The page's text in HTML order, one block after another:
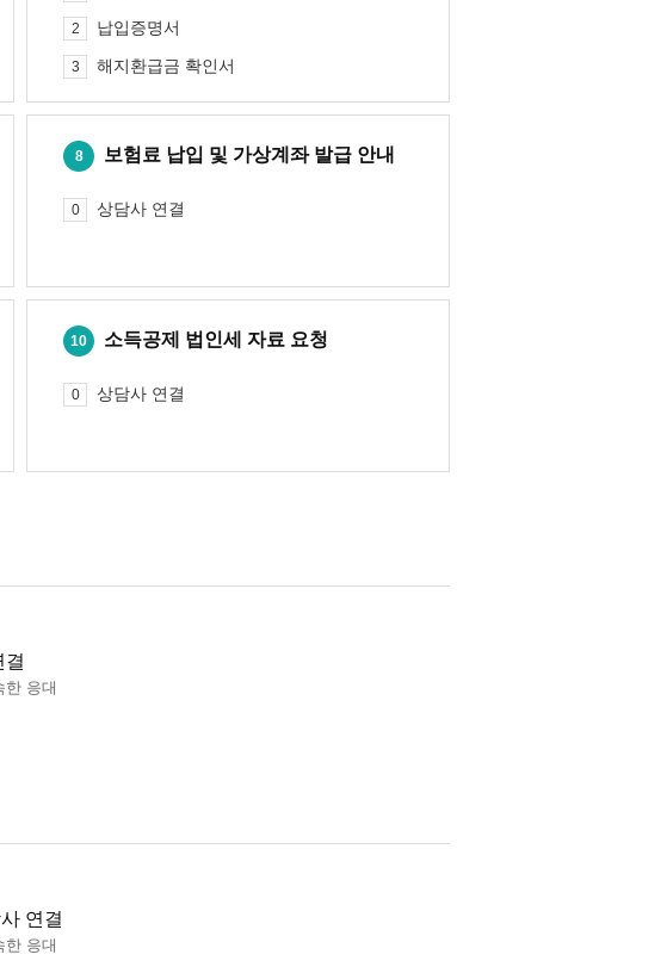
2 납입증명서
3 해지환급금 확인서
8 보험료 납입 및 가상계좌 발급 안내
0 상담사 연결
10 소득공제 법인세 자료 요청
0 상담사 연결
결
한 응대
연결
한 응대